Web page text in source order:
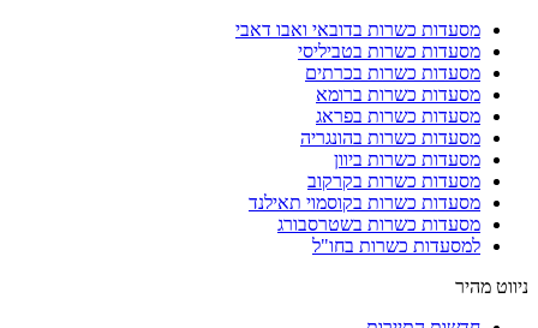
מסעדות כשרות בדובאי ואבו דאבי
מסעדות כשרות בטביליסי
מסעדות כשרות בכרתים
מסעדות כשרות ברומא
מסעדות כשרות בפראג
מסעדות כשרות בהונגריה
מסעדות כשרות ביוון
מסעדות כשרות בקרקוב
מסעדות כשרות בקוסמוי תאילנד
מסעדות כשרות בשטרסבורג
למסעדות כשרות בחו"ל
ניווט מהיר